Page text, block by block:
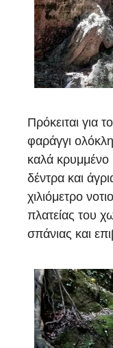
Πρόκειται για
φαράγγι
καλά κρυμμένο
δέντρα και
χιλιόμετρο
πλατείας του
σπάνιας και